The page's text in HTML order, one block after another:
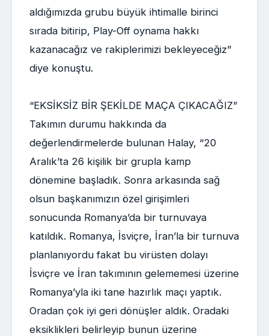
aldığımızda grubu büyük ihtimalle birinci
sırada bitirip, Play-Off oynama hakkı
kazanacağız ve rakiplerimizi bekleyeceğiz”
diye konuştu.
“EKSİKSİZ BİR ŞEKİLDE MAÇA ÇIKACAĞIZ”
Takımın durumu hakkında da
değerlendirmelerde bulunan Halay, “20
Aralık’ta 26 kişilik bir grupla kamp
dönemine başladık. Sonra arkasında sağ
olsun başkanımızın özel girişimleri
sonucunda Romanya’da bir turnuvaya
katıldık. Romanya, İsviçre, İran’la bir turnuva
planlanıyordu fakat bu virüsten dolayı
İsviçre ve İran takımının gelememesi üzerine
Romanya’yla iki tane hazırlık maçı yaptık.
Oradan çok iyi geri dönüşler aldık. Oradaki
eksiklikleri belirleyip bunun üzerine